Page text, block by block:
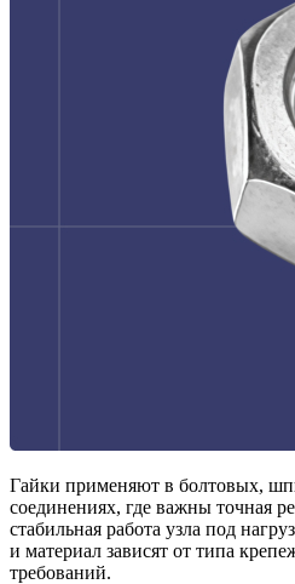
Гайки применяют в болтовых,
соединениях, где важны точная
стабильная работа узла под
и материал зависят от типа
требований.